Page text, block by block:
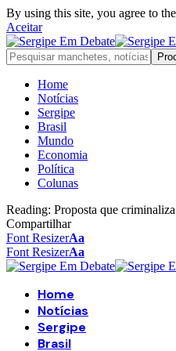
By using this site, you agree to the
Aceitar
Home
Notícias
Sergipe
Brasil
Mundo
Economia
Política
Colunas
Reading: Proposta que
Compartilhar
Font ResizerAa
Font ResizerAa
Home
Notícias
Sergipe
Brasil